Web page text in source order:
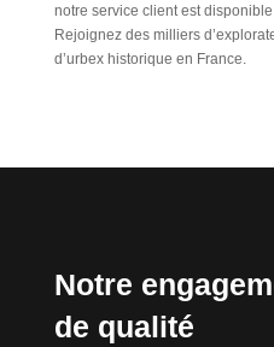
notre service client est
Rejoignez des milliers
d’urbex historique en France.
Notre
de qualité